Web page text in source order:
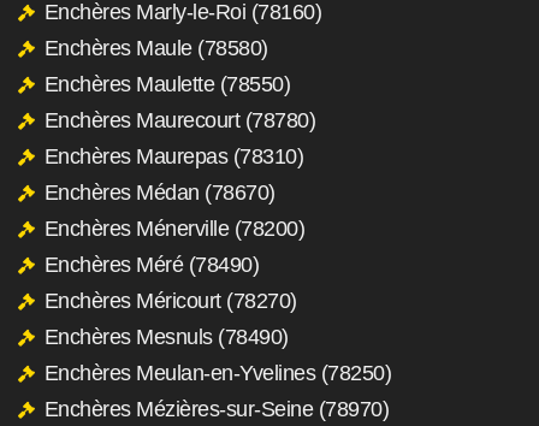
Enchères Marly-le-Roi (78160)
Enchères Maule (78580)
Enchères Maulette (78550)
Enchères Maurecourt (78780)
Enchères Maurepas (78310)
Enchères Médan (78670)
Enchères Ménerville (78200)
Enchères Méré (78490)
Enchères Méricourt (78270)
Enchères Mesnuls (78490)
Enchères Meulan-en-Yvelines (78250)
Enchères Mézières-sur-Seine (78970)